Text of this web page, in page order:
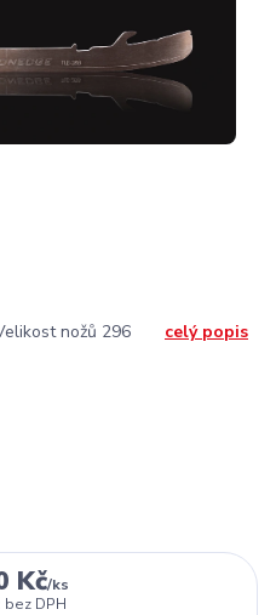
Velikost nožů 296 celý popis
Kč/ks
bez DPH